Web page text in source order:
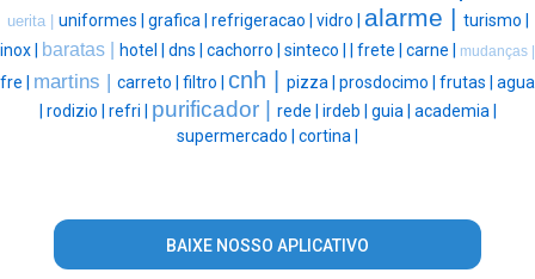
uerita | uniformes | grafica | refrigeracao | vidro | alarme | turismo |
inox |
baratas | hotel | dns | cachorro | sinteco | frete | carne | mudanças |
fre | martins | carreto | filtro | cnh | pizza | prosdocimo | frutas | agua
rodizio | refri | purificador | rede | irdeb | guia | academia |
supermercado | cortina |
BAIXE NOSSO APLICATIVO